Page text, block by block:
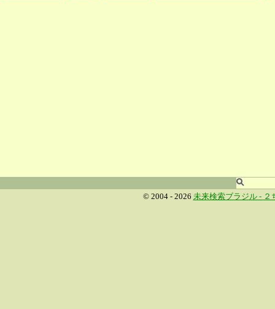
© 2004 - 2026 未来検索ブラジル - ２